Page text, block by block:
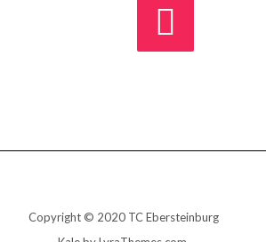
Copyright © 2020 TC Ebersteinburg